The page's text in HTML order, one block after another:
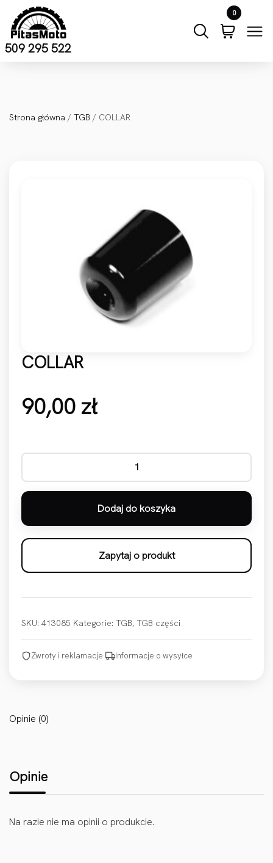
Przejdź do treści
509 295 522
0
Strona główna / TGB / COLLAR
COLLAR
90,00 zł
Dodaj do koszyka
Zapytaj o produkt
SKU: 413085 Kategorie: TGB, TGB części
Zwroty i reklamacje· Informacje o wysyłce
Opinie (0)
Opinie
Na razie nie ma opinii o produkcie.